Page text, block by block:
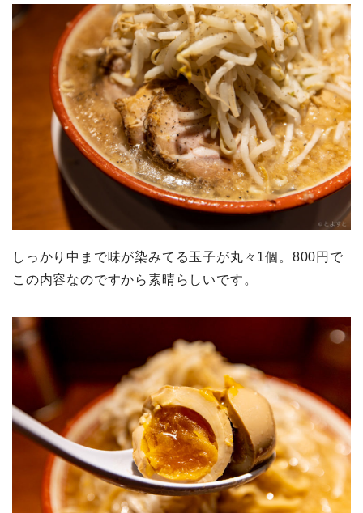
しっかり中まで味が染みてる玉子が丸々1個。800円で
この内容なのですから素晴らしいです。